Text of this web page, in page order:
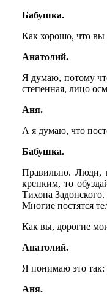
Бабушка.
Как хорошо, что вы
Анатолий.
Я думаю, потому
степенная, лицо
Аня.
А я думаю, что
Бабушка.
Правильно. Люди,
крепким, то
Тихона
Многие постятся
Как вы, дорогие
Анатолий.
Я понимаю это так:
Аня.